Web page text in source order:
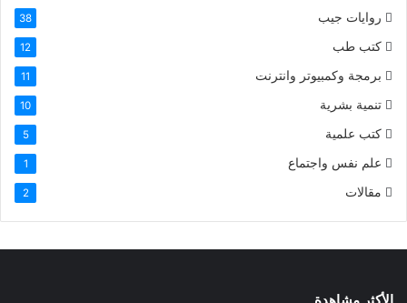
روايات جيب 38
كتب طب 12
برمجة وكمبيوتر وانترنت 11
تنمية بشرية 10
كتب علمية 5
علم نفس واجتماع 1
مقالات 2